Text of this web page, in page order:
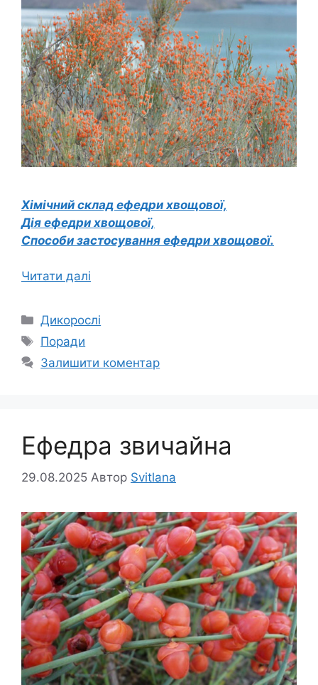
Хімічний склад ефедри хвощової,
Дія ефедри хвощової,
Способи застосування ефедри хвощової.
Читати далі
Категорії
Дикорослі
Позначки
Поради
Залишити коментар
Ефедра звичайна
29.08.2025 Автор Svitlana